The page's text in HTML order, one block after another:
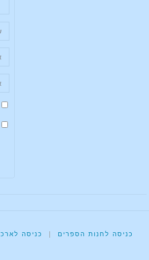
כניסה לחנות הספרים כניסה